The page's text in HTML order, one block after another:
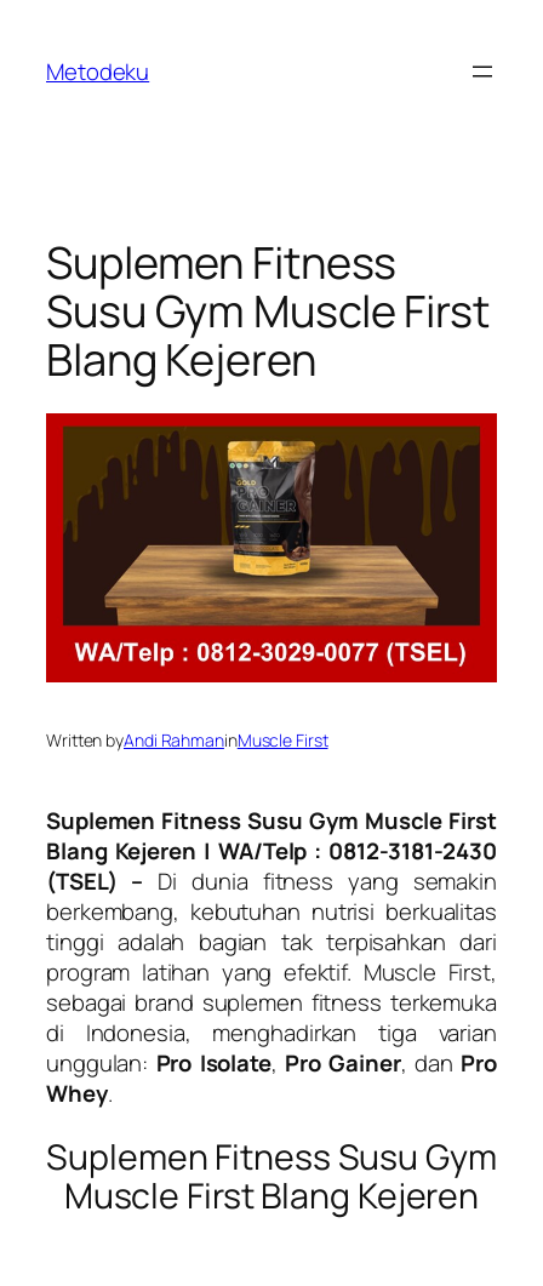
content
Metodeku
Suplemen Fitness
Susu Gym Muscle First
Blang Kejeren
Written byAndi RahmaninMuscle First
Suplemen Fitness Susu Gym Muscle First
Blang Kejeren | WA/Telp : 0812-3181-2430
(TSEL) – Di dunia fitness yang semakin
berkembang, kebutuhan nutrisi berkualitas
tinggi adalah bagian tak terpisahkan dari
program latihan yang efektif. Muscle First,
sebagai brand suplemen fitness terkemuka
di Indonesia, menghadirkan tiga varian
unggulan: Pro Isolate, Pro Gainer, dan Pro
Whey.
Suplemen Fitness Susu Gym
Muscle First Blang Kejeren